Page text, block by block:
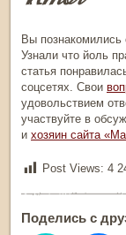
Вы познакомились
Узнали что йоль
статья
соцсетях. Свои
удовольствием
участвуйте в
и хозяин сайта
Post Views: 4
Поделись с